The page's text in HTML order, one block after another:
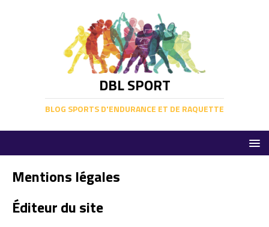
DBL SPORT
BLOG SPORTS D'ENDURANCE ET DE RAQUETTE
Mentions légales
Éditeur du site